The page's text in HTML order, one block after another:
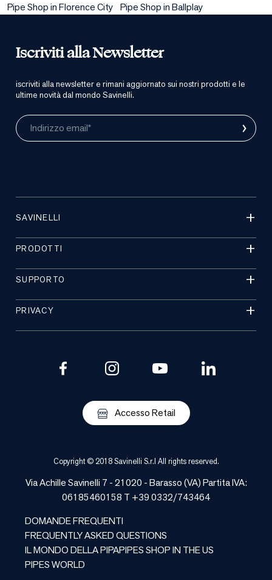
Pipe Shop in Florence City Pipe Shop in Ballplay
Iscriviti alla Newsletter
iscriviti alla newsletter e rimani aggiornato sui nostri prodotti e le
ultime novità dal mondo Savinelli.
Indirizzo email* ›
SAVINELLI
PRODOTTI
SUPPORTO
PRIVACY
Accesso Retail
Copyright © 2018 Savinelli S.r.l All rights reserved.
Via Achille Savinelli 7 - 21020 -Barasso(VA) Partita IVA:
06185460158 T +39 0332/743464
DOMANDE FREQUENTI
FREQUENTLY ASKED QUESTIONS
IL MONDO DELLA PIPAPIPES SHOP IN THE US
PIPES WORLD